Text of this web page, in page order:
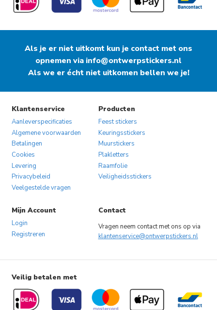
Als je er niet uitkomt kun je contact met ons
opnemen via info@ontwerpstickers.nl
Als we er écht niet uitkomen bellen we je!
Klantenservice
Aanleverspecificaties
Algemene voorwaarden
Betalingen
Cookies
Levering
Privacybeleid
Veelgestelde vragen
Producten
Feest stickers
Keuringsstickers
Muurstickers
Plakletters
Raamfolie
Veiligheidsstickers
Mijn Account
Login
Registreren
Contact
Vragen neem contact met ons op via
klantenservice@ontwerpstickers.nl
Veilig betalen met